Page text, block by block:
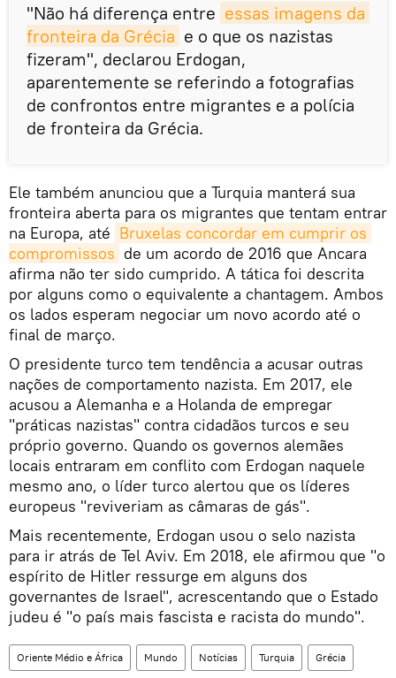
"Não há diferença entre essas imagens da
fronteira da Grécia e o que os nazistas
fizeram", declarou Erdogan,
aparentemente se referindo a fotografias
de confrontos entre migrantes e a polícia
de fronteira da Grécia.
Ele também anunciou que a Turquia manterá sua
fronteira aberta para os migrantes que tentam entrar
na Europa, até Bruxelas concordar em cumprir os
compromissos de um acordo de 2016 que Ancara
afirma não ter sido cumprido. A tática foi descrita
por alguns como o equivalente a chantagem. Ambos
os lados esperam negociar um novo acordo até o
final de março.
O presidente turco tem tendência a acusar outras
nações de comportamento nazista. Em 2017, ele
acusou a Alemanha e a Holanda de empregar
"práticas nazistas" contra cidadãos turcos e seu
próprio governo. Quando os governos alemães
locais entraram em conflito com Erdogan naquele
mesmo ano, o líder turco alertou que os líderes
europeus "reviveriam as câmaras de gás".
Mais recentemente, Erdogan usou o selo nazista
para ir atrás de Tel Aviv. Em 2018, ele afirmou que "o
espírito de Hitler ressurge em alguns dos
governantes de Israel", acrescentando que o Estado
judeu é "o país mais fascista e racista do mundo".
Oriente Médio e África Mundo Notícias Turquia Grécia